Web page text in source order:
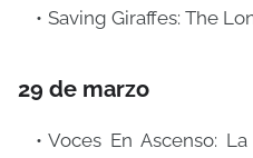
Saving Giraffes: The
29 de marzo
Voces En Ascenso: